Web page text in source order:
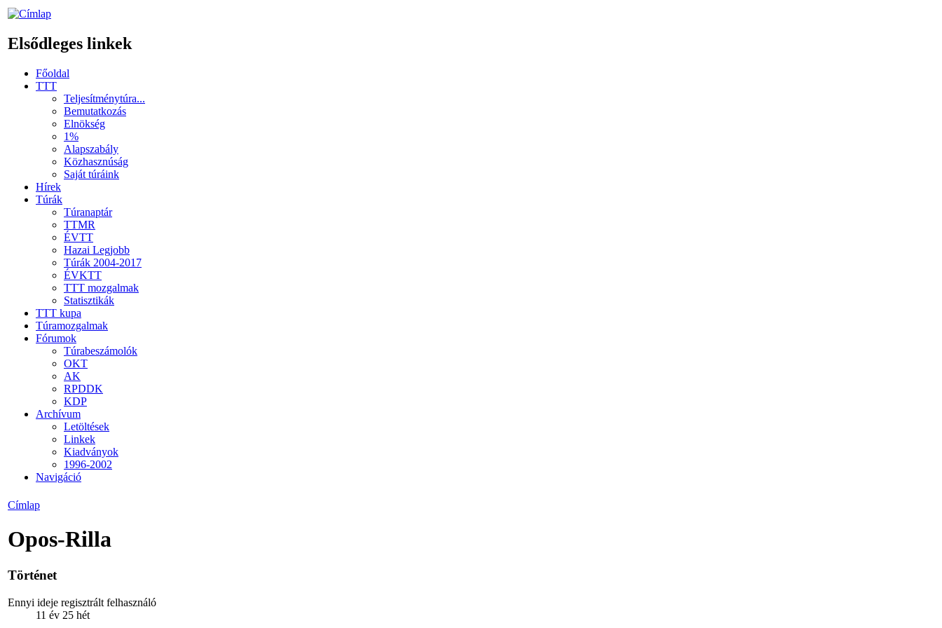
Elsődleges linkek
Főoldal
TTT
Teljesítménytúra...
Bemutatkozás
Elnökség
1%
Alapszabály
Közhasznúság
Saját túráink
Hírek
Túrák
Túranaptár
TTMR
ÉVTT
Hazai Legjobb
Túrák 2004-2017
ÉVKTT
TTT mozgalmak
Statisztikák
TTT kupa
Túramozgalmak
Fórumok
Túrabeszámolók
OKT
AK
RPDDK
KDP
Archívum
Letöltések
Linkek
Kiadványok
1996-2002
Navigáció
Címlap
Opos-Rilla
Történet
Ennyi ideje regisztrált felhasználó
11 év 25 hét